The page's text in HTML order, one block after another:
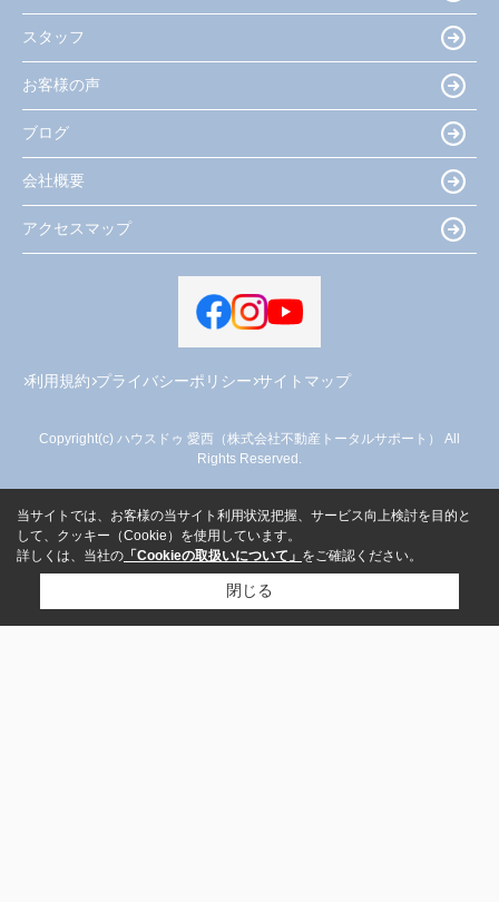
スタッフ
お客様の声
ブログ
会社概要
アクセスマップ
利用規約 プライバシーポリシー サイトマップ
Copyright(c) ハウスドゥ 愛西（株式会社不動産トータルサポート） All
Rights Reserved.
当サイトでは、お客様の当サイト利用状況把握、サービス向上検討を目的と
して、クッキー（Cookie）を使用しています。
詳しくは、当社の 「Cookieの取扱いについて」 をご確認ください。
閉じる